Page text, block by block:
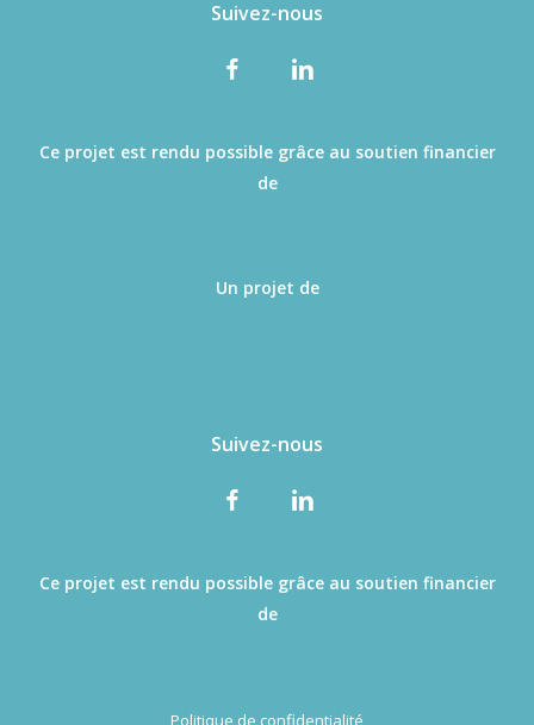
Suivez-nous
Ce projet est rendu possible grâce au soutien financier
de
Un projet de
Suivez-nous
Ce projet est rendu possible grâce au soutien financier
de
Politique de confidentialité